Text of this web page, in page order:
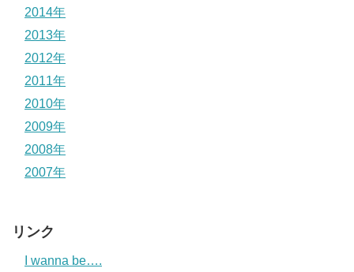
2014年
2013年
2012年
2011年
2010年
2009年
2008年
2007年
リンク
I wanna be….